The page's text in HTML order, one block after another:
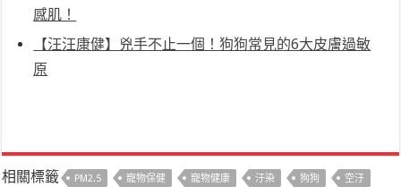
感肌！
【汪汪康健】兇手不止一個！狗狗常見的6大皮膚過敏
原
相關標籤 PM2.5 寵物保健 寵物健康 汙染 狗狗 空汙